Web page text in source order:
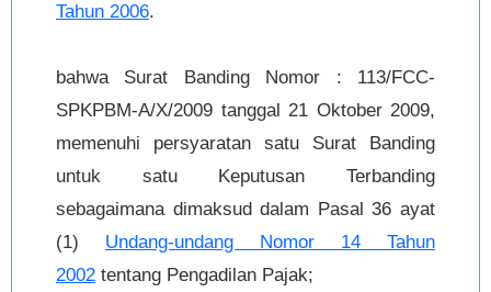
Tahun 2006.
bahwa Surat Banding Nomor : 113/FCC-
SPKPBM-A/X/2009 tanggal 21 Oktober 2009,
memenuhi persyaratan satu Surat Banding
untuk satu Keputusan Terbanding
sebagaimana dimaksud dalam Pasal 36 ayat
(1) Undang-undang Nomor 14 Tahun
2002 tentang Pengadilan Pajak;